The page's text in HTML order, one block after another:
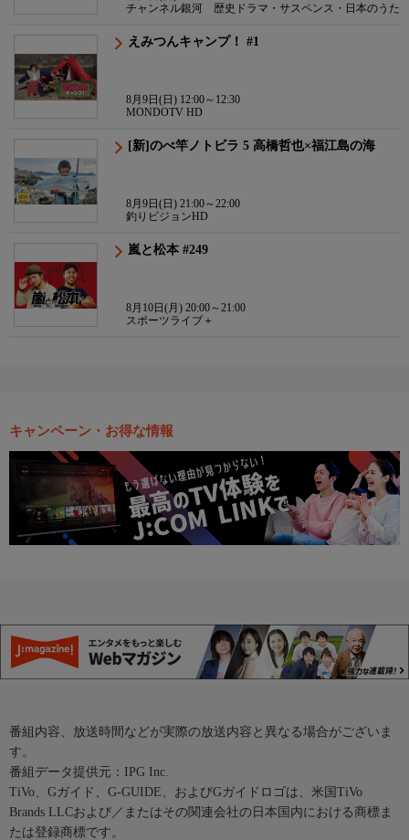
チャンネル銀河 歴史ドラマ・サスペンス・日本のうた
えみつんキャンプ！ #1
8月9日(日) 12:00～12:30
MONDOTV HD
[新]のべ竿ノトビラ 5 高橋哲也×福江島の海
8月9日(日) 21:00～22:00
釣りビジョンHD
嵐と松本 #249
8月10日(月) 20:00～21:00
スポーツライブ＋
キャンペーン・お得な情報
番組内容、放送時間などが実際の放送内容と異なる場合がございま
す。
番組データ提供元：IPG Inc.
TiVo、Gガイド、G-GUIDE、およびGガイドロゴは、米国TiVo
Brands LLCおよび／またはその関連会社の日本国内における商標ま
たは登録商標です。